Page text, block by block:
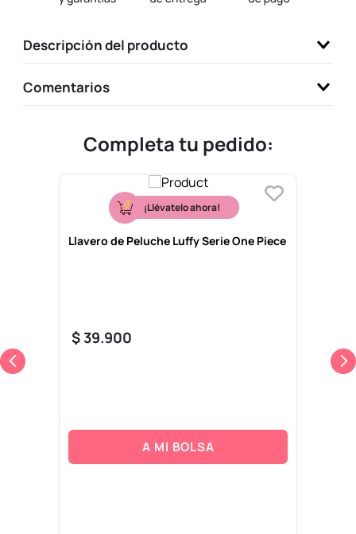
Descripción del producto
Comentarios
Completa tu pedido:
¡Llévatelo ahora!
Llavero de Peluche Luffy Serie One Piece
$39.900
A MI BOLSA
10. one piece